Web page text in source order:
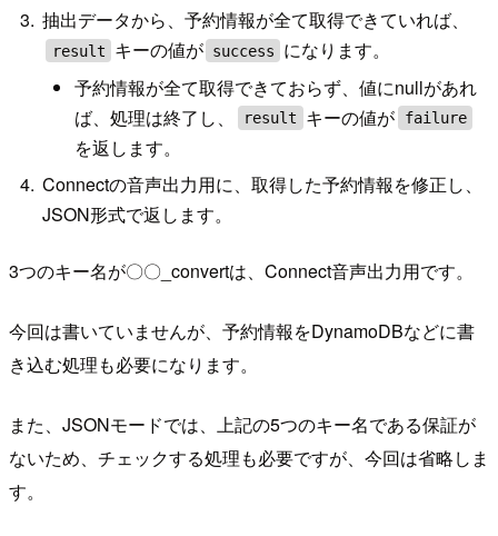
抽出データから、予約情報が全て取得できていれば、
result キーの値が success
になります。
予約情報が全て取得できておらず、値にnullがあれ
ば、処理は終了し、
result キーの値が failure
を返します。
Connectの音声出力用に、取得した予約情報を修正し、
JSON形式で返します。
3つのキー名が〇〇_convertは、Connect音声出力用です。
今回は書いていませんが、予約情報をDynamoDBなどに書
き込む処理も必要になります。
また、JSONモードでは、上記の5つのキー名である保証が
ないため、チェックする処理も必要ですが、今回は省略しま
す。